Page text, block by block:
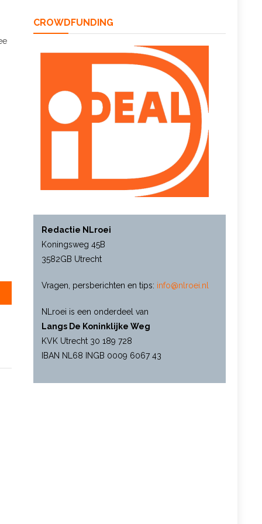
CROWDFUNDING
Redactie NLroei
Koningsweg 45B
3582GB Utrecht
Vragen, persberichten en tips: info@nlroei.nl
NLroei is een onderdeel van
Langs De Koninklijke Weg
KVK Utrecht 30 189 728
IBAN NL68 INGB 0009 6067 43